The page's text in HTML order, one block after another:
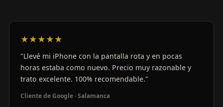
★★★★★
"Llevé mi iPhone con la pantalla rota y en pocas
horas estaba como nuevo. Precio muy razonable y
trato excelente. 100% recomendable."
Cliente de Google · Salamanca